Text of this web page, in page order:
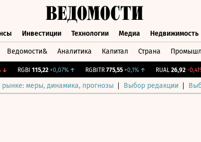
Инвестиции Технологии Медиа Недвижимость
Ведомости& Аналитика Капитал Страна
RGBI 115,22 +0,07%↑ RGBITR 775,55 +0,1%↑ RUAL 26,92 -0,41%
меры, динамика, прогнозы Выбор редакции